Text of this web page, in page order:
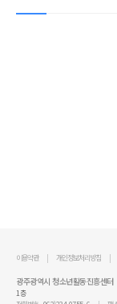
이용약관 개인정보처리방침
광주광역시 청소년활동진흥센터
1층